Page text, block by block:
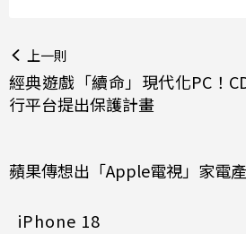
上一則
經典遊戲「續命」現代化PC！
行平台提出保護計畫
蘋果傳想出「Apple電視」家電
iPhone 18